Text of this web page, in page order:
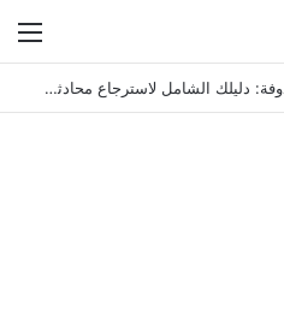
استعادة رسائل واتساب المحذوفة: دليلك الشامل لاسترجاع محادثاتك الهامة